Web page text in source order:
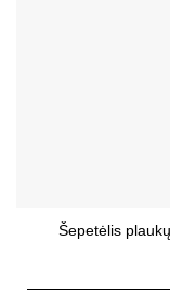
Šepetėlis